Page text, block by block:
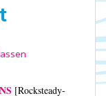
[Rocksteady-